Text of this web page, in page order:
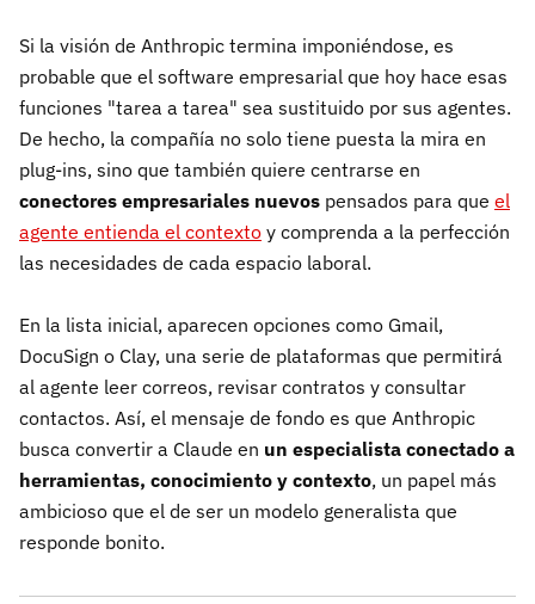
Si la visión de Anthropic termina imponiéndose, es
probable que el software empresarial que hoy hace esas
funciones "tarea a tarea" sea sustituido por sus agentes.
De hecho, la compañía no solo tiene puesta la mira en
plug-ins, sino que también quiere centrarse en
conectores empresariales nuevos pensados para que el
agente entienda el contexto y comprenda a la perfección
las necesidades de cada espacio laboral.
En la lista inicial, aparecen opciones como Gmail,
DocuSign o Clay, una serie de plataformas que permitirá
al agente leer correos, revisar contratos y consultar
contactos. Así, el mensaje de fondo es que Anthropic
busca convertir a Claude en un especialista conectado a
herramientas, conocimiento y contexto, un papel más
ambicioso que el de ser un modelo generalista que
responde bonito.